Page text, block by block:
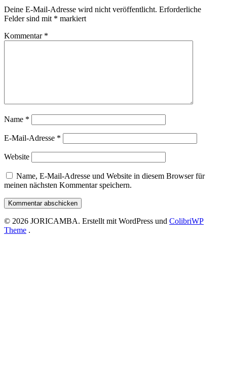
Deine E-Mail-Adresse wird nicht veröffentlicht. Erforderliche
Felder sind mit * markiert
Kommentar *
Name *
E-Mail-Adresse *
Website
Name, E-Mail-Adresse und Website in diesem Browser für
meinen nächsten Kommentar speichern.
© 2026 JORICAMBA. Erstellt mit WordPress und ColibriWP
Theme .